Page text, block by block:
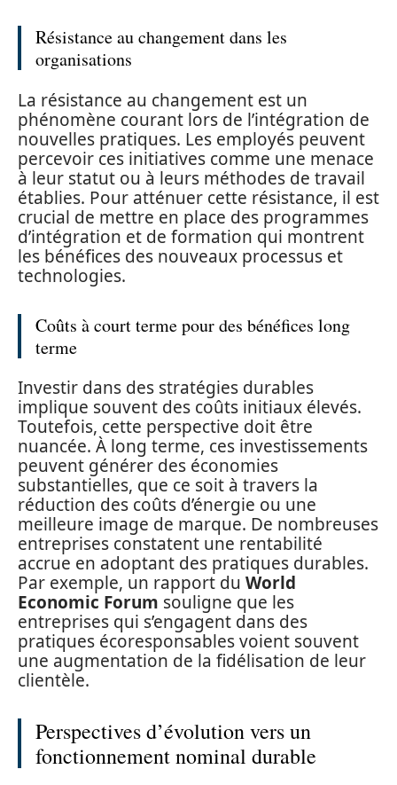
Résistance au changement dans les
organisations
La résistance au changement est un
phénomène courant lors de l’intégration de
nouvelles pratiques. Les employés peuvent
percevoir ces initiatives comme une menace
à leur statut ou à leurs méthodes de travail
établies. Pour atténuer cette résistance, il est
crucial de mettre en place des programmes
d’intégration et de formation qui montrent
les bénéfices des nouveaux processus et
technologies.
Coûts à court terme pour des bénéfices long
terme
Investir dans des stratégies durables
implique souvent des coûts initiaux élevés.
Toutefois, cette perspective doit être
nuancée. À long terme, ces investissements
peuvent générer des économies
substantielles, que ce soit à travers la
réduction des coûts d’énergie ou une
meilleure image de marque. De nombreuses
entreprises constatent une rentabilité
accrue en adoptant des pratiques durables.
Par exemple, un rapport du World
Economic Forum souligne que les
entreprises qui s’engagent dans des
pratiques écoresponsables voient souvent
une augmentation de la fidélisation de leur
clientèle.
Perspectives d’évolution vers un
fonctionnement nominal durable